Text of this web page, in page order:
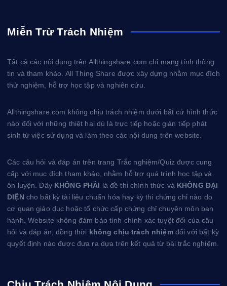
l
x
e
u
Miễn Trừ Trách Nhiệm
Tất cả các nội dung trên Allthingshare.com chỉ mang tính thông
tin và tham khảo. All Thing Share được xây dựng nhằm mục đích
thử nghiệm, hỗ trợ học tập và nghiên cứu.
Allthingshare.com không chịu trách nhiệm dưới bất cứ hình thức
nào đối với những thiệt hại dù là trực tiếp hoặc gián tiếp phát
sinh từ việc sử dụng và làm theo các nội dung trên website.
Các câu hỏi và đáp án trên trang Trắc nghiệm/Quiz được cung
cấp với mục đích tham khảo, nhằm hỗ trợ quá trình học tập và
ôn luyện. Đây KHÔNG PHẢI là đề thi chính thức và KHÔNG ĐẠI
DIỆN cho bất kỳ tài liệu chuẩn hóa hay kỳ thi chứng chỉ nào do
cơ quan giáo dục hoặc tổ chức cấp chứng chỉ chuyên môn ban
hành. Website không đảm bảo tính chính xác tuyệt đối của câu
hỏi và đáp án, đồng thời không chịu trách nhiệmđối với bất kỳ
quyết định nào được đưa ra dựa trên kết quả từ bài trắc nghiệm.